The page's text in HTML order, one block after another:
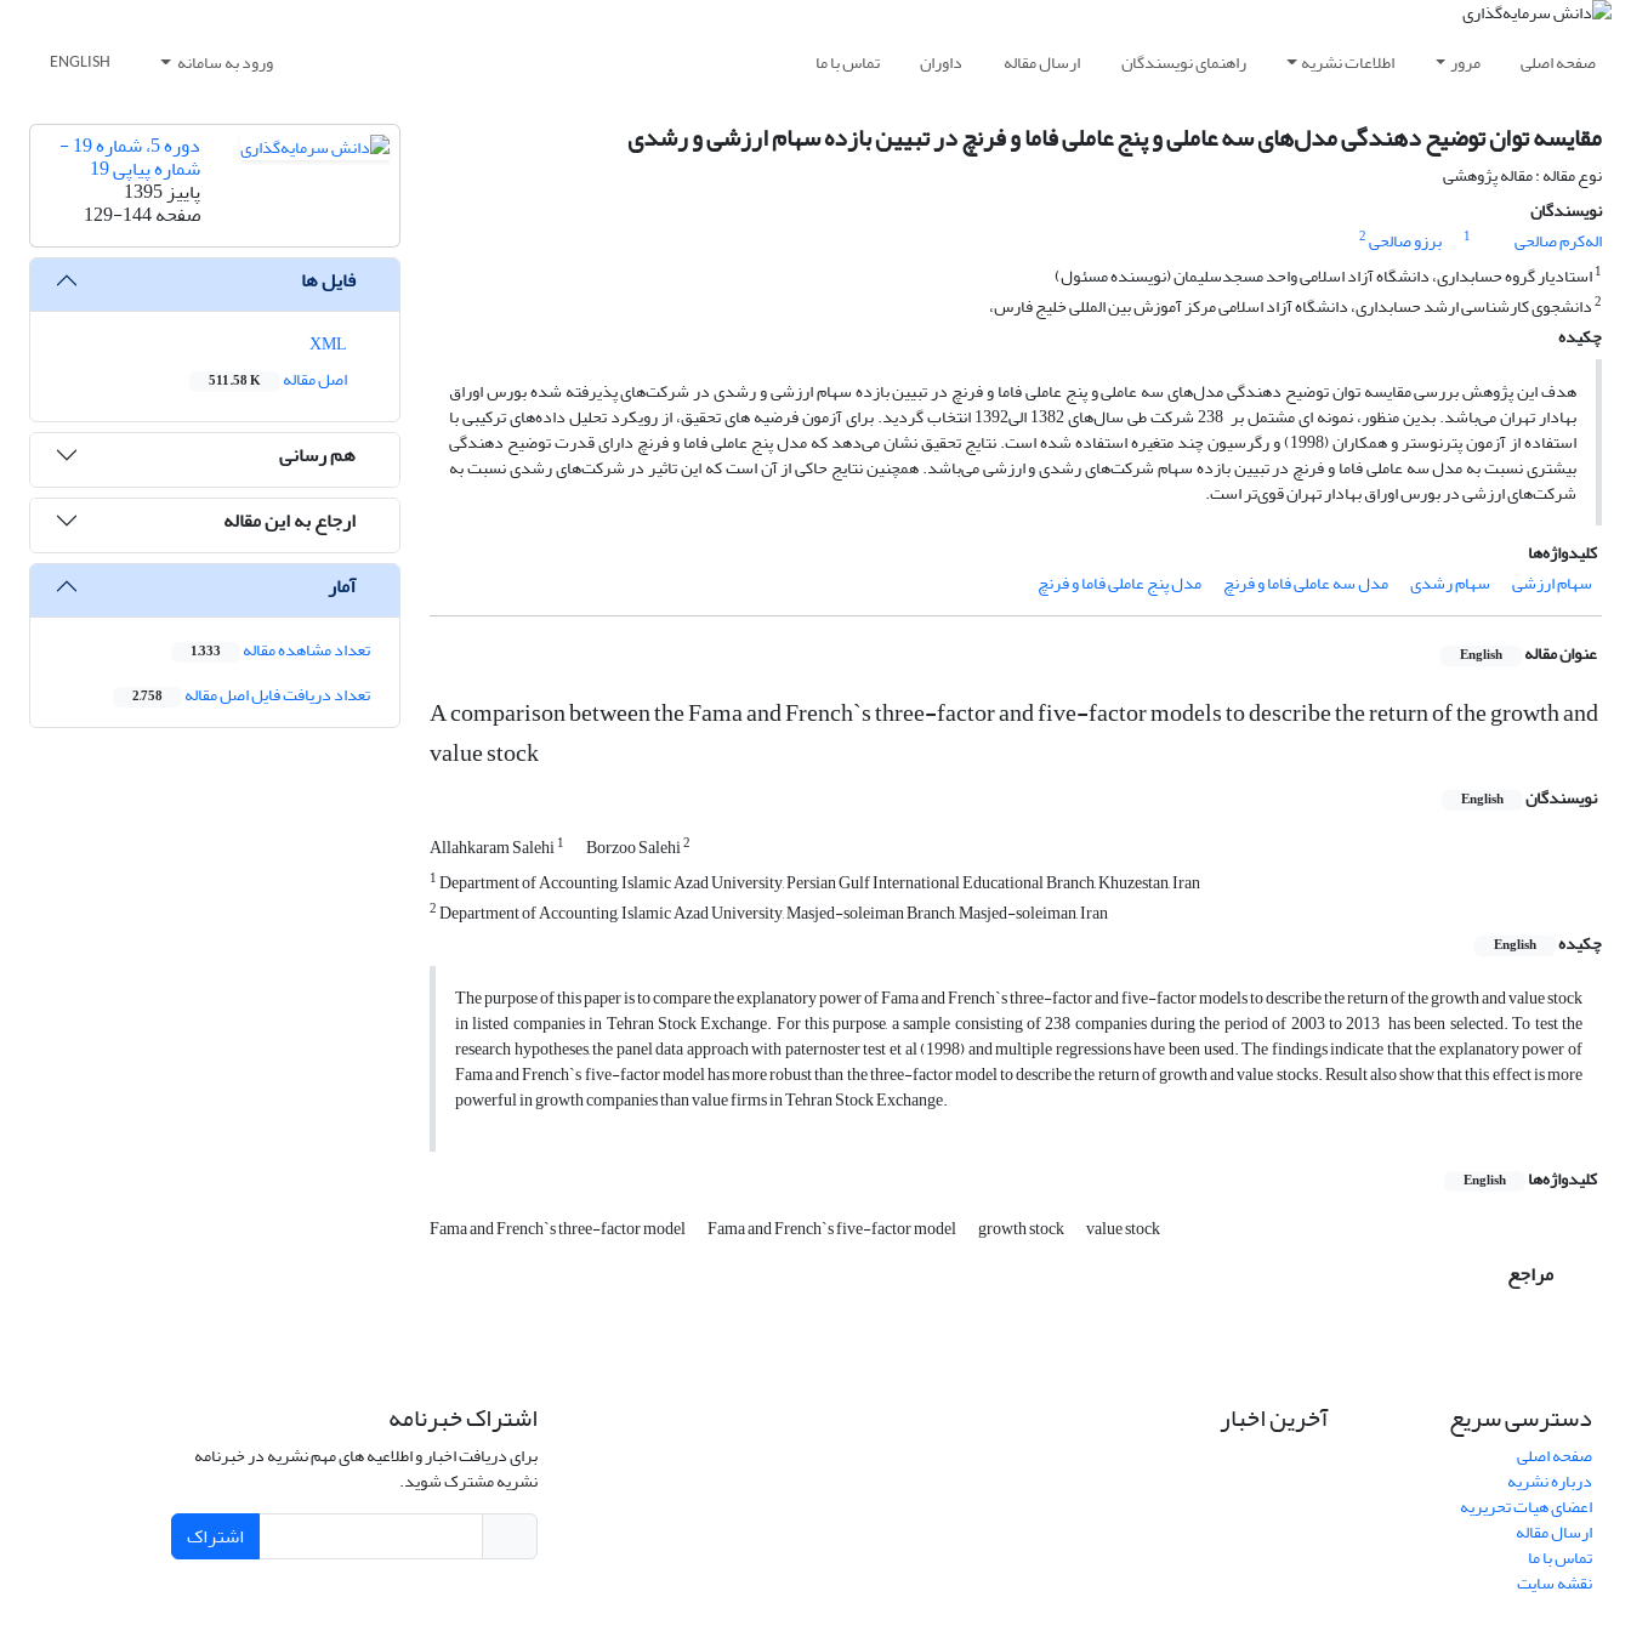
صفحه اصلی مرور اطلاعات نشریه راهنمای نویسندگان ارسال مقاله داوران تماس با ما ورود به سامانه ENGLISH
مقایسه توان توضیح دهندگی مدل‌های سه عاملی و پنج عاملی فاما و فرنچ در تبیین بازده سهام ارزشی و رشدی
نوع مقاله : مقاله پژوهشی
نویسندگان
اله‌کرم صالحی
1 برزو صالحی2
1استادیار گروه حسابداری، دانشگاه آزاد اسلامی واحد مسجدسلیمان (نویسنده مسئول)
2دانشجوی کارشناسی ارشد حسابداری، دانشگاه آزاد اسلامی مرکز آموزش بین المللی خلیج فارس،
چکیده
هدف این پژوهش بررسی مقایسه توان توضیح دهندگی مدل‌های سه عاملی و پنج عاملی فاما و فرنچ در تبیین بازده سهام ارزشی و رشدی در شرکت‌های پذیرفته شده بورس اوراق
بهادار تهران می‌باشد. بدین منظور، نمونه ای مشتمل بر 238 شرکت طی سال‌های 1382 الی1392 انتخاب گردید. برای آزمون فرضیه های تحقیق، از رویکرد تحلیل داده‌های ترکیبی با
استفاده از آزمون پترنوستر و همکاران (1998) و رگرسیون چند متغیره استفاده شده است. نتایج تحقیق نشان می‌دهد که مدل پنج عاملی فاما و فرنچ دارای قدرت توضیح دهندگی
بیشتری نسبت به مدل سه عاملی فاما و فرنچ در تبیین بازده سهام شرکت‌های رشدی و ارزشی می‌باشد. همچنین نتایج حاکی از آن است که این تاثیر در شرکت‌های رشدی نسبت به
شرکت‌های ارزشی در بورس اوراق بهادار تهران قوی‌تر است.
کلیدواژه‌ها
سهام ارزشی
سهام رشدی مدل سه عاملی فاما و فرنچ مدل پنج عاملی فاما و فرنچ
عنوان مقاله English
A comparison between the Fama and French`s three-factor and five-factor models to describe the return of the growth and
value stock
نویسندگان English
Allahkaram Salehi1 Borzoo Salehi2
1Department of Accounting, Islamic Azad University, Persian Gulf International Educational Branch, Khuzestan, Iran
2Department of Accounting, Islamic Azad University, Masjed-soleiman Branch, Masjed-soleiman, Iran
چکیده
English
The purpose of this paper is to compare the explanatory power of Fama and French`s three-factor and five-factor models to describe the return of the growth and value stock
in listed companies in Tehran Stock Exchange. For this purpose, a sample consisting of 238 companies during the period of 2003 to 2013 has been selected. To test the
research hypotheses, the panel data approach with paternoster test et al (1998) and multiple regressions have been used. The findings indicate that the explanatory power of
Fama and French`s five-factor model has more robust than the three-factor model to describe the return of growth and value stocks. Result also show that this effect is more
powerful in growth companies than value firms in Tehran Stock Exchange.
کلیدواژه‌ها English
Fama and French`s three-factor model Fama and French`s five-factor model growth stock value stock
مراجع
دوره 5، شماره 19 -
شماره پیاپی 19
پاییز 1395
صفحه129-144
فایل ها
اصل مقاله
511.58 K
هم رسانی
ارجاع به این مقاله
آمار
تعداد مشاهده مقاله 1,333
تعداد دریافت فایل اصل مقاله 2,758
دسترسی سریع
صفحه اصلی
درباره نشریه
اعضای هیات تحریریه
ارسال مقاله
تماس با ما
نقشه سایت
آخرین اخبار اشتراک خبرنامه
برای دریافت اخبار و اطلاعیه های مهم نشریه در خبرنامه
نشریه مشترک شوید.
اشتراک